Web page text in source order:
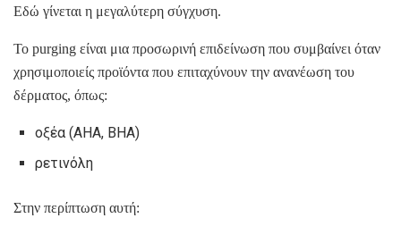
Εδώ γίνεται η μεγαλύτερη σύγχυση.
Το purging είναι μια προσωρινή επιδείνωση που συμβαίνει όταν
χρησιμοποιείς προϊόντα που επιταχύνουν την ανανέωση του
δέρματος, όπως:
οξέα (AHA, BHA)
ρετινόλη
Στην περίπτωση αυτή: